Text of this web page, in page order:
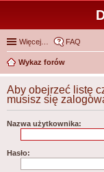
Więcej… FAQ
Wykaz forów
Aby obejrzeć listę
musisz się
Nazwa użytkownika:
Hasło: